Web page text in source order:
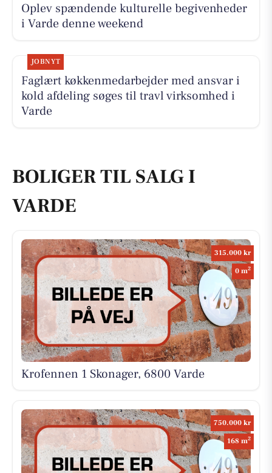
Oplev spændende kulturelle begivenheder
i Varde denne weekend
JOBNYT
Faglært køkkenmedarbejder med ansvar i
kold afdeling søges til travl virksomhed i
Varde
BOLIGER TIL SALG I
VARDE
315.000 kr
0 m2
Krofennen 1 Skonager, 6800 Varde
750.000 kr
168 m2